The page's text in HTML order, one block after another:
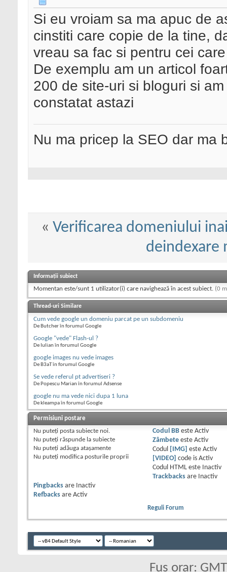
Si eu vroiam sa ma apuc de
cinstiti care copie de la tine,
vreau sa fac si pentru cei
De exemplu am un articol
200 de site-uri si bloguri si
constatat astazi
Nu ma pricep la SEO dar ma
« Verificarea domeniului
deindexare
Informații subiect
Momentan este/sunt 1 utilizator(i) care navighează în acest subiect. (0
Thread-uri Similare
Cum vede google un domeniu parcat pe un subdomeniu
De Butcher în forumul Google
Google "vede" Flash-ul ?
De Iulian în forumul Google
google images nu vede images
De B3aT în forumul Google
Se vede referul pt advertiseri ?
De Popescu Marian în forumul Adsense
google nu ma vede nici dupa 1 luna
De kleampa în forumul Google
Permisiuni postare
Nu puteţi posta subiecte noi.
Nu puteţi răspunde la subiecte
Nu puteţi adăuga ataşamente
Nu puteţi modifica posturile proprii
Codul BBeste Activ
Zâmbeteeste Activ
Codul
[IMG] este Activ
[VIDEO] code is Activ
Codul HTML este
Inactiv
Trackbacksare
Inactiv
Pingbacks are
Inactiv
Refbacks are Activ
Reguli Forum
Fus orar: